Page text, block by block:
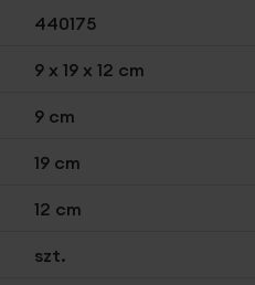
440175
9 x 19 x 12 cm
9 cm
19 cm
12 cm
szt.